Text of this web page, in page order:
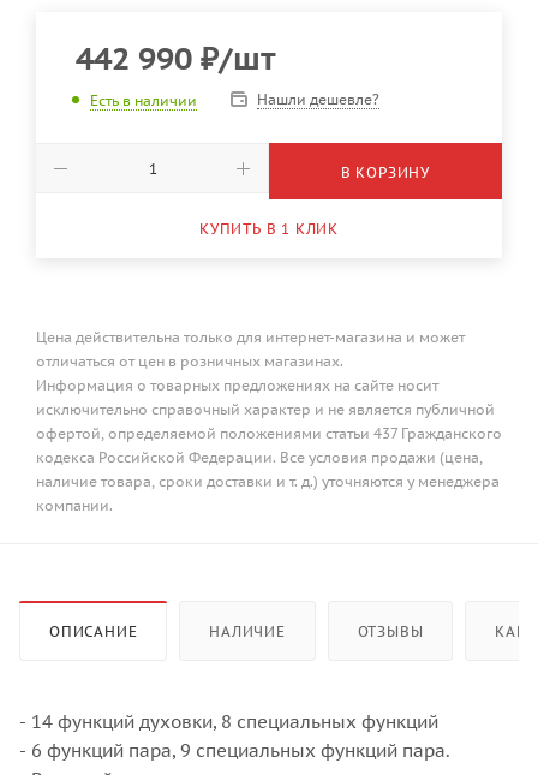
442 990 ₽/шт
Есть в наличии Нашли дешевле?
В КОРЗИНУ
КУПИТЬ В 1 КЛИК
Цена действительна только для интернет-магазина и может
отличаться от цен в розничных магазинах.
Информация о товарных предложениях на сайте носит
исключительно справочный характер и не является публичной
офертой, определяемой положениями статьи 437 Гражданского
кодекса Российской Федерации. Все условия продажи (цена,
наличие товара, сроки доставки и т. д.) уточняются у менеджера
компании.
ОПИСАНИЕ НАЛИЧИЕ ОТЗЫВЫ КАК
- 14 функций духовки, 8 специальных функций
- 6 функций пара, 9 специальных функций пара.